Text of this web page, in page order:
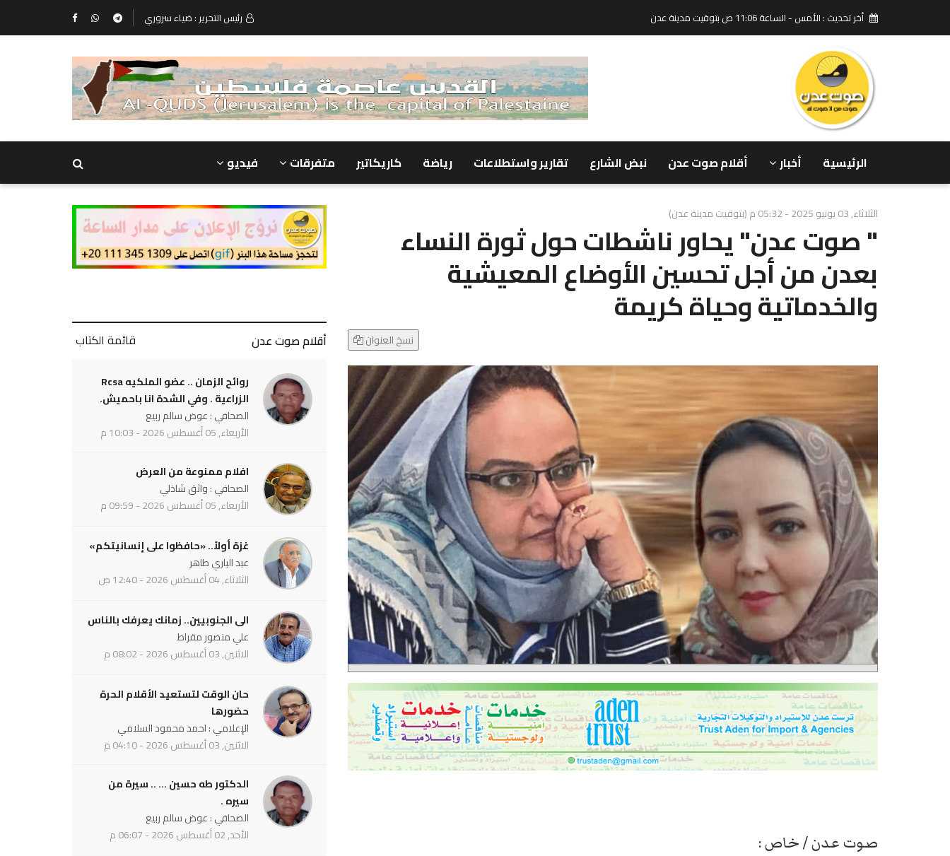
أخر تحديث : الأمس - الساعة 11:06 ص بتوقيت مدينة عدن رئيس التحرير : ضياء سروري
الرئيسية أخبار أقلام صوت عدن نبض الشارع تقارير واستطلاعات رياضة كاريكاتير متفرقات فيديو
الثلاثاء, 03 يونيو 2025 - 05:32 م (بتوقيت مدينة عدن)
" صوت عدن" يحاور ناشطات حول ثورة النساء
بعدن من أجل تحسين الأوضاع المعيشية
والخدماتية وحياة كريمة
نسخ العنوان
صوت عدن / خاص :
أقلام صوت عدن قائمة الكتاب
روائح الزمان .. عضو الملكيه Rcsa
الزراعية . وفي الشدة انا باحميش.
الصحافي : عوض سالم ربيع
الأربعاء, 05 أغسطس 2026 - 10:03 م
افلام ممنوعة من العرض
الصحافي : واثق شاذلي
الأربعاء, 05 أغسطس 2026 - 09:59 م
غزة أولاً.. «حافظوا على إنسانيتكم»
عبد الباري طاهر
الثلاثاء, 04 أغسطس 2026 - 12:40 ص
الى الجنوبيين.. زمانك يعرفك بالناس
علي منصور مقراط
الاثنين, 03 أغسطس 2026 - 08:02 م
حان الوقت لتستعيد الأقلام الحرة
حضورها
الإعلامي : احمد محمود السلامي
الاثنين, 03 أغسطس 2026 - 04:10 م
الدكتور طه حسين ... .. سيرة من
سيره .
الصحافي : عوض سالم ربيع
الأحد, 02 أغسطس 2026 - 06:07 م